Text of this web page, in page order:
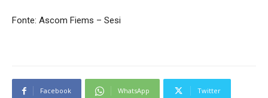
Fonte: Ascom Fiems – Sesi
Facebook WhatsApp Twitter